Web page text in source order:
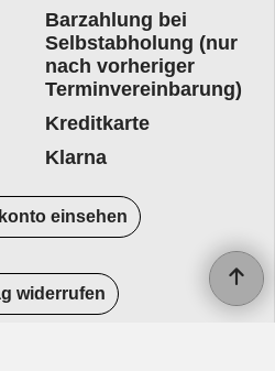
Barzahlung bei
Selbstabholung (nur
nach vorheriger
Terminvereinbarung)
Kreditkarte
Klarna
einsehen
widerrufen